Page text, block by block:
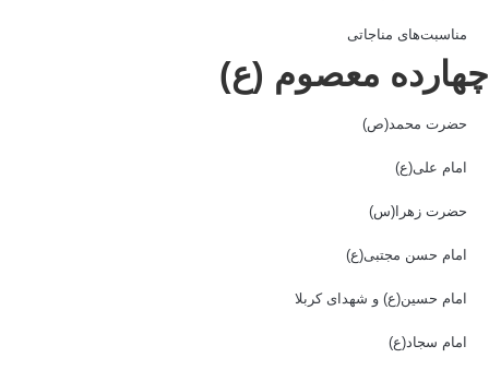
مناسبت‌های مناجاتی
معصوم (ع)
حضرت محمد(ص)
امام علی(ع)
حضرت زهرا(س)
امام حسن مجتبی(ع)
امام حسین(ع) و شهدای کربلا
امام سجاد(ع)